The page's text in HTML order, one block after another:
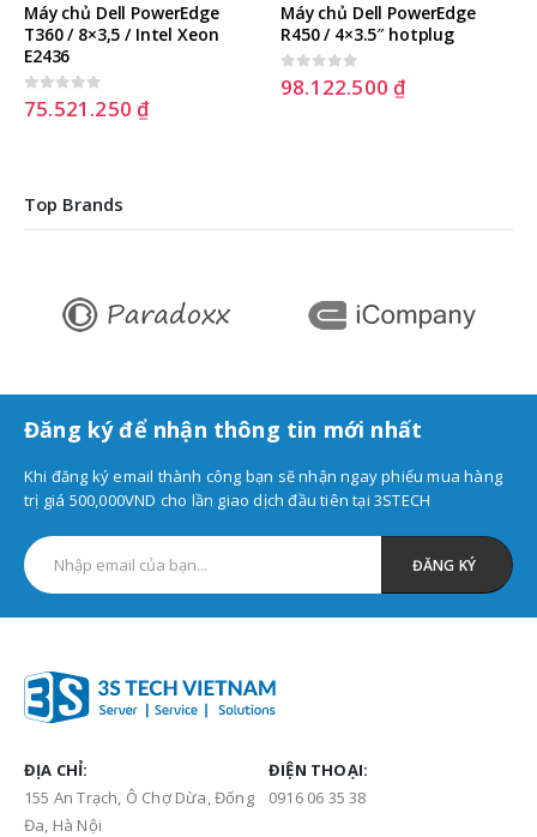
Máy chủ Dell PowerEdge
T360 / 8×3,5 / Intel Xeon
E2436
0out of 5
75.521.250₫
Máy chủ Dell PowerEdge
R450 / 4×3.5″ hotplug
0out of 5
98.122.500₫
Top Brands
Đăng ký để nhận thông tin mới nhất
Khi đăng ký email thành công bạn sẽ nhận ngay phiếu mua hàng
trị giá 500,000VND cho lần giao dịch đầu tiên tại 3STECH
ĐỊA CHỈ:
155 An Trạch, Ô Chợ Dừa, Đống
Đa, Hà Nội
ĐIỆN THOẠI:
0916 06 35 38